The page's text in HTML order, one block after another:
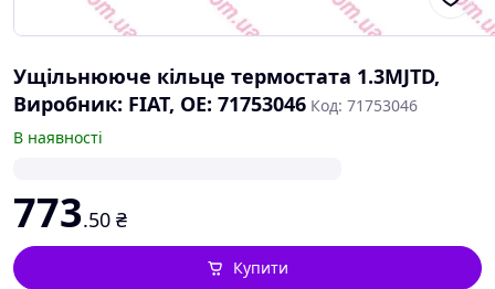
Ущільнююче кільце термостата 1.3MJTD,
Виробник: FIAT, OE: 71753046 Код: 71753046
В наявності
773.50 ₴
Купити